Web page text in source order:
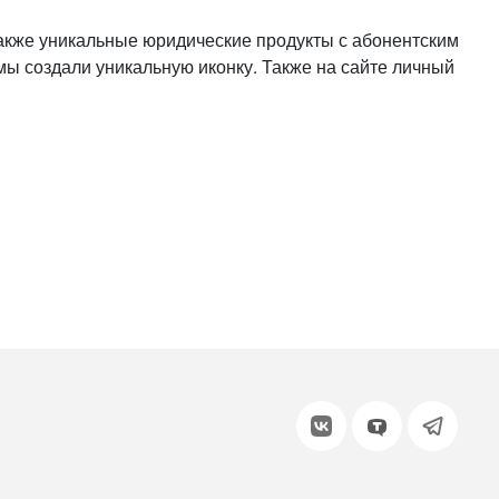
уникальные юридические продукты с абонентским
уникальную иконку. Также на сайте личный